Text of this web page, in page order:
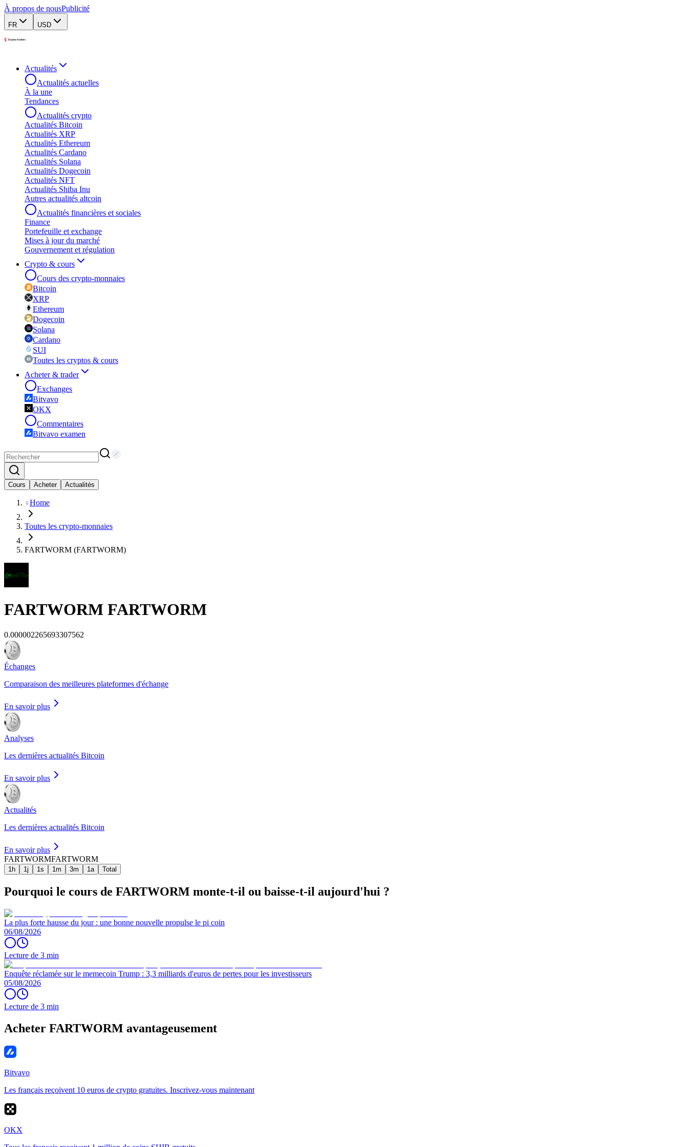
À propos de nousPublicité
FR USD
Actualités
Actualités actuelles
À la une
Tendances
Actualités crypto
Actualités Bitcoin
Actualités XRP
Actualités Ethereum
Actualités Cardano
Actualités Solana
Actualités Dogecoin
Actualités NFT
Actualités Shiba Inu
Autres actualités altcoin
Actualités financières et sociales
Finance
Portefeuille et exchange
Mises à jour du marché
Gouvernement et régulation
Crypto & cours
Cours des crypto-monnaies
Bitcoin
XRP
Ethereum
Dogecoin
Solana
Cardano
SUI
Toutes les cryptos & cours
Acheter & trader
Exchanges
Bitvavo
OKX
Commentaires
Bitvavo examen
Cours Acheter Actualités
Home
Toutes les crypto-monnaies
FARTWORM (FARTWORM)
FARTWORM FARTWORM
0.000002265693307562
Échanges
Comparaison des meilleures plateformes d'échange
En savoir plus
Analyses
Les dernières actualités Bitcoin
En savoir plus
Actualités
Les dernières actualités Bitcoin
En savoir plus
FARTWORMFARTWORM
1h 1j 1s 1m 3m 1a Total
Pourquoi le cours de FARTWORM monte-t-il ou baisse-t-il aujourd'hui ?
La plus forte hausse du jour : une bonne nouvelle propulse le pi coin
06/08/2026
Lecture de 3 min
Enquête réclamée sur le memecoin Trump : 3,3 milliards d'euros de pertes pour les investisseurs
05/08/2026
Lecture de 3 min
Acheter FARTWORM avantageusement
Bitvavo
Les français reçoivent 10 euros de crypto gratuites. Inscrivez-vous maintenant
OKX